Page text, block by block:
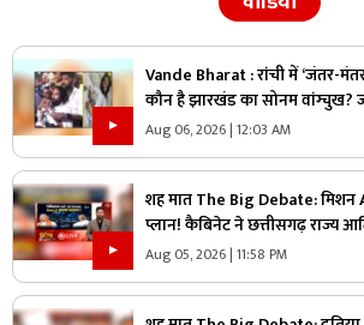
Vande Bharat : रांची में ‘जंतर-
कौन है झारखंड का सोनम वांग्चुख?
?
Aug 06, 2026 | 12:03 AM
शह मात The Big Debate: मिशन
प्लान! कैबिनेट ने छत्तीसगढ़ राज्य
को दी मंजूरी, क्या Gen Z को ध्यान
प्लान?
Aug 05, 2026 | 11:58 PM